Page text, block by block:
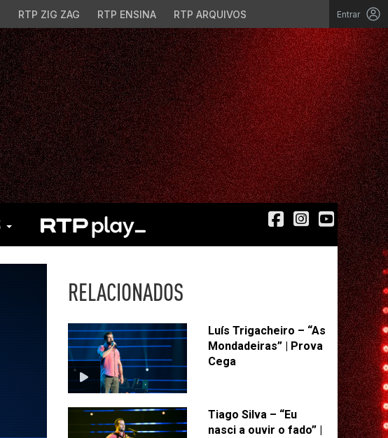
RTP ZIG ZAG RTP ENSINA RTP ARQUIVOS Entrar
RELACIONADOS
Luís Trigacheiro – “As
Mondadeiras” | Prova
Cega
Tiago Silva – “Eu
nasci a ouvir o fado” |